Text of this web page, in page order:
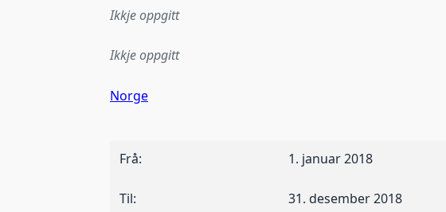
Ikkje oppgitt
Ikkje oppgitt
Norge
Frå: 1. januar 2018
Til: 31. desember 2018